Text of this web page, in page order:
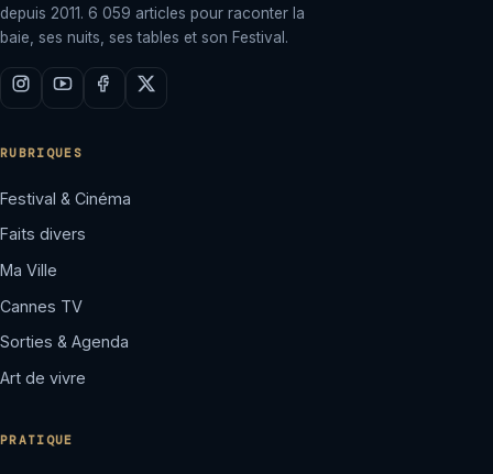
depuis 2011. 6 059 articles pour raconter la
baie, ses nuits, ses tables et son Festival.
RUBRIQUES
Festival & Cinéma
Faits divers
Ma Ville
Cannes TV
Sorties & Agenda
Art de vivre
PRATIQUE